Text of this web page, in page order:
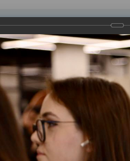
самоуправление Документы
Фоторепортажи